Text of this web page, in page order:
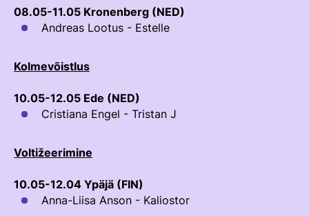
Võistlussarjad
Ametnikud
Koolitused
Välisvõistlustel Osaleja Meelespea
KESTVUSRATSUTAMINE
Regulatsioonid
08.05-11.05 Kronenberg (NED)
Andreas Lootus - Estelle
Kolmevõistlus
10.05-12.05 Ede (NED)
Cristiana Engel - Tristan J
Voltižeerimine
10.05-12.04 Ypäjä (FIN)
Anna-Liisa Anson - Kaliostor